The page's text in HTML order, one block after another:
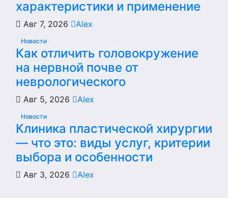
характеристики и применение
Авг 7, 2026 Alex
Новости
Как отличить головокружение
на нервной почве от
неврологического
Авг 5, 2026 Alex
Новости
Клиника пластической хирургии
— что это: виды услуг, критерии
выбора и особенности
Авг 3, 2026 Alex